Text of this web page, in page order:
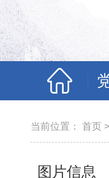
当前位置： 首页 >
图片信息